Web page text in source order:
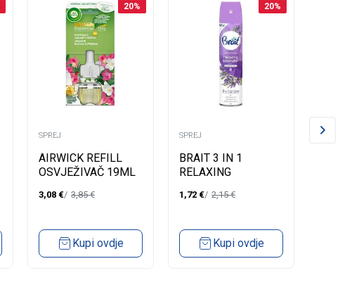
20%
SPREJ
AIRWICK REFILL
OSVJEŽIVAČ 19ML
3,08 € 3,85€
Kupi ovdje
20%
SPREJ
BRAIT 3 IN 1
RELAXING
OSVJEŽIVAČ U
1,72 € 2,15€
Kupi ovdje
SPREJ